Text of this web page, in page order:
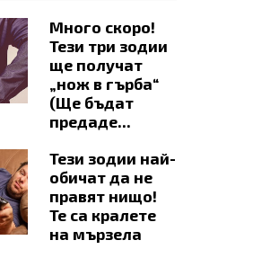
Много скоро!
Тези три зодии
ще получат
„нож в гърба“
(Ще бъдат
предаде...
Тези зодии най-
обичат да не
правят нищо!
Те са кралете
на мързела